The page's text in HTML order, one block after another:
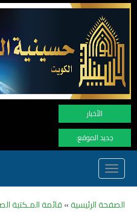
الأخبار
جديد الموقع:
Toggle
navigation
الصفحة الرئيسية»قائمة المـكتبة